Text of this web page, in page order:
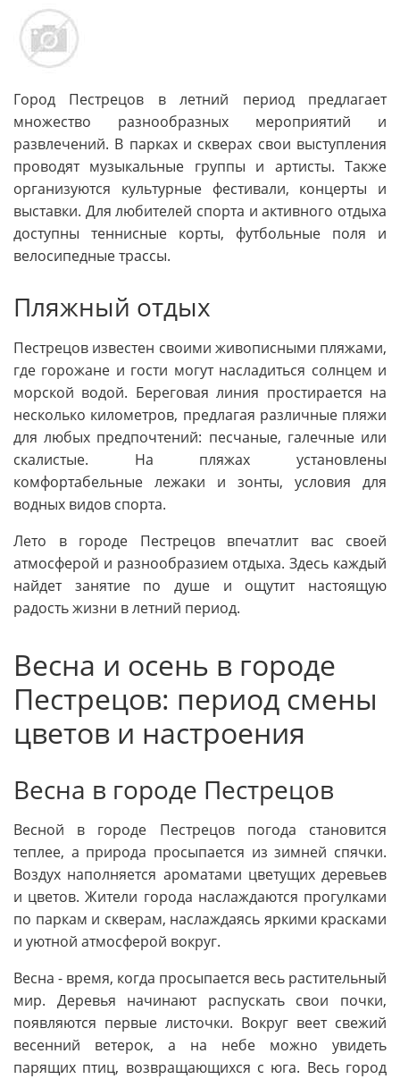
Город Пестрецов в летний период предлагает
множество разнообразных мероприятий и
развлечений. В парках и скверах свои выступления
проводят музыкальные группы и артисты. Также
организуются культурные фестивали, концерты и
выставки. Для любителей спорта и активного отдыха
доступны теннисные корты, футбольные поля и
велосипедные трассы.
Пляжный отдых
Пестрецов известен своими живописными пляжами,
где горожане и гости могут насладиться солнцем и
морской водой. Береговая линия простирается на
несколько километров, предлагая различные пляжи
для любых предпочтений: песчаные, галечные или
скалистые. На пляжах установлены
комфортабельные лежаки и зонты, условия для
водных видов спорта.
Лето в городе Пестрецов впечатлит вас своей
атмосферой и разнообразием отдыха. Здесь каждый
найдет занятие по душе и ощутит настоящую
радость жизни в летний период.
Весна и осень в городе
Пестрецов: период смены
цветов и настроения
Весна в городе Пестрецов
Весной в городе Пестрецов погода становится
теплее, а природа просыпается из зимней спячки.
Воздух наполняется ароматами цветущих деревьев
и цветов. Жители города наслаждаются прогулками
по паркам и скверам, наслаждаясь яркими красками
и уютной атмосферой вокруг.
Весна - время, когда просыпается весь растительный
мир. Деревья начинают распускать свои почки,
появляются первые листочки. Вокруг веет свежий
весенний ветерок, а на небе можно увидеть
парящих птиц, возвращающихся с юга. Весь город